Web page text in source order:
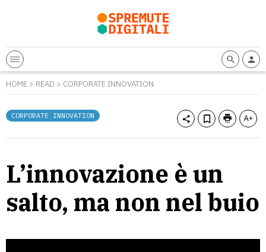
HOME > READ > CORPORATE INNOVATION
CORPORATE INNOVATION
L’innovazione è un
salto, ma non nel buio